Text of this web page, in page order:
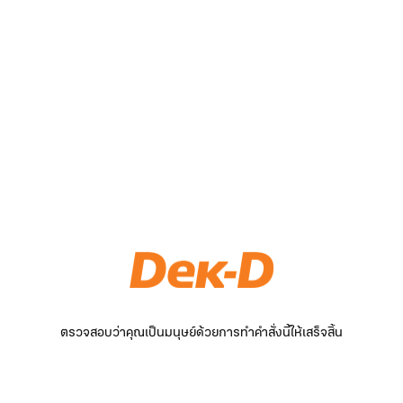
ตรวจสอบว่าคุณเป็นมนุษย์ด้วยการทำคำสั่งนี้ให้เสร็จสิ้น